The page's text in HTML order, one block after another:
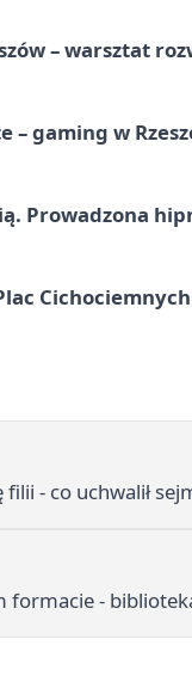
– warsztat
– gaming w
Prowadzona
Cichociemnych
- co uchwalił
formacie -